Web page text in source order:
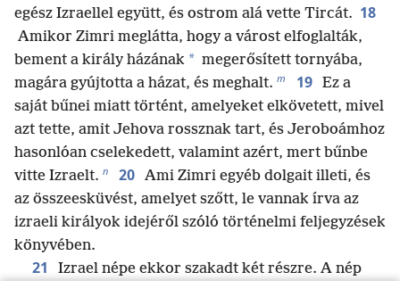
egész Izraellel együtt, és ostrom alá vette Tircát. 18
Amikor Zimri meglátta, hogy a várost elfoglalták,
bement a király házának * megerősített tornyába,
magára gyújtotta a házat, és meghalt. m 19 Ez a
saját bűnei miatt történt, amelyeket elkövetett, mivel
azt tette, amit Jehova rossznak tart, és Jeroboámhoz
hasonlóan cselekedett, valamint azért, mert bűnbe
vitte Izraelt. n 20 Ami Zimri egyéb dolgait illeti, és
az összeesküvést, amelyet szőtt, le vannak írva az
izraeli királyok idejéről szóló történelmi feljegyzések
könyvében.
21
Izrael népe ekkor szakadt két részre. A nép